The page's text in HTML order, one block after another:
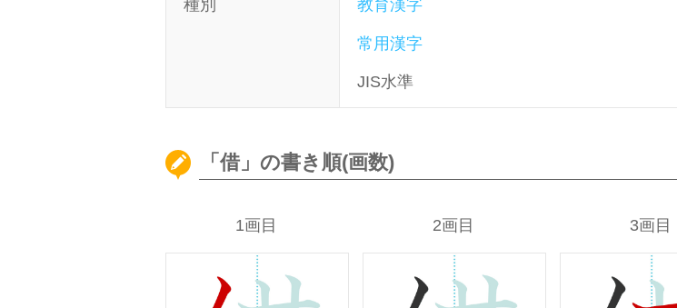
種別 教育漢字
常用漢字
JIS水準
「借」の書き順(画数)
1画目 2画目 3画目